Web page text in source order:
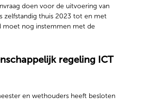
doen voor de uitvoering van
zelfstandig thuis 2023 tot en met
moet nog instemmen met de
regeling ICT
en wethouders heeft besloten